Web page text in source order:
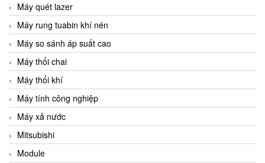
Máy quét lazer
Máy rung tuabin khí nén
Máy so sánh áp suất cao
Máy thổi chai
Máy thổi khí
Máy tính công nghiệp
Máy xả nước
Mitsubishi
Module